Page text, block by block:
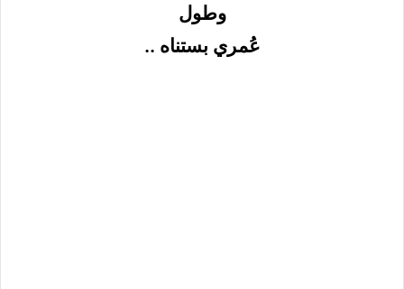
وطول
عُمري بستناه ..